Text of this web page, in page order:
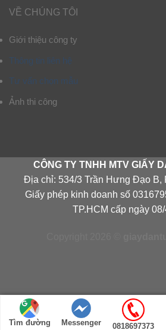
VỀ CHÚNG TÔI
Giới thiệu công ty
Thông tin liên hệ
Tư vấn chọn mẫu
Ảnh thi công
CÔNG TY TNHH MTV GIẤY
Địa chỉ: 534/3 Trần Hưng Đạo B,
Giấy phép kinh doanh số
TP.HCM cấp ngày
Tìm đường Messenger 0818697373